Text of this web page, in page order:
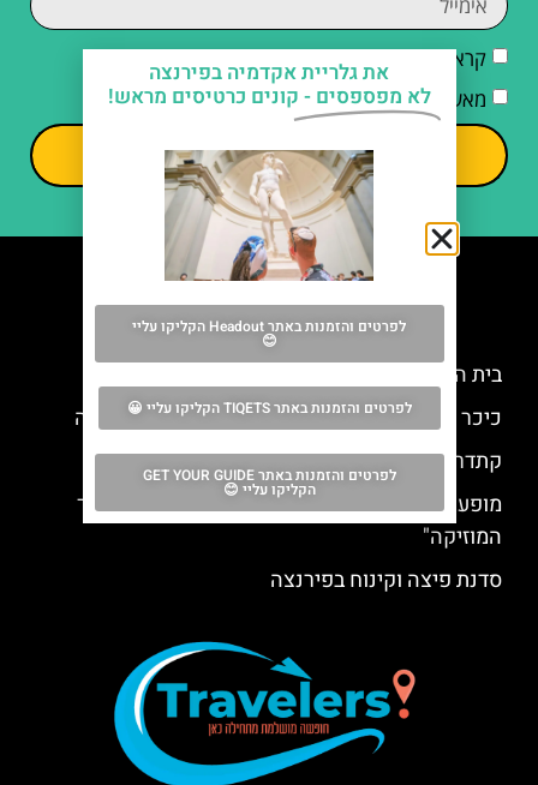
קראתי והסכמתי למדיניות הפרטיות
מאשר/ת קבלת דיוור וחומרים פרסומיים
שליחה
מה אסור לפספס
בית הכנסת הגדול והמוזיאון היהודי של פירנצה
כיכר הסיניוריה (Piazza della Signoria) בפירנצה
קתדרלת סיינה (Duomo di Siena)
מופע עם תזמורת בפירנצה "להכיר את פירנצה דרך
המוזיקה"
סדנת פיצה וקינוח בפירנצה
את גלריית אקדמיה בפירנצה
לא מפספסים - קונים כרטיסים מראש!
לפרטים והזמנות באתר Headout הקליקו עליי
😊
לפרטים והזמנות באתר TIQETS הקליקו עליי 😀
לפרטים והזמנות באתר GET YOUR GUIDE
הקליקו עליי 😊